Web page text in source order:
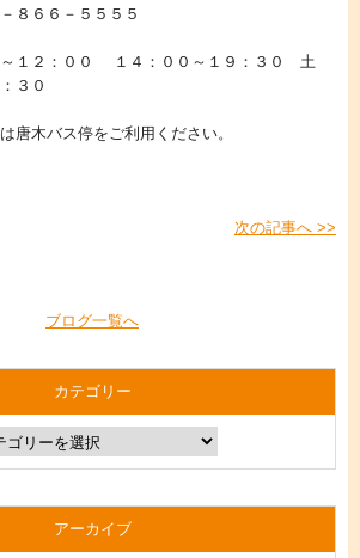
８６６－５５５５
～１２：００ １４：００～１９：３０ 土
３０
唐木バス停をご利用ください。
次の記事へ >>
ブログ一覧へ
カテゴリー
アーカイブ